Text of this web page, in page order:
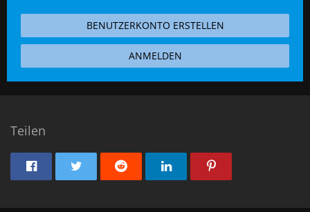
BENUTZERKONTO ERSTELLEN
ANMELDEN
Teilen